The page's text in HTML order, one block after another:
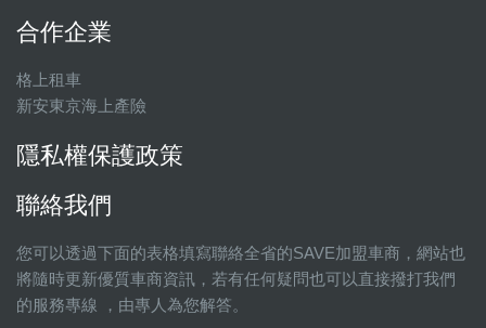
合作企業
格上租車
新安東京海上產險
隱私權保護政策
聯絡我們
您可以透過下面的表格填寫聯絡全省的SAVE加盟車商，網站也
將隨時更新優質車商資訊，若有任何疑問也可以直接撥打我們
的服務專線 ，由專人為您解答。